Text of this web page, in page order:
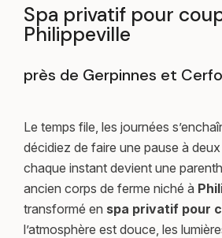
Spa privatif pour
Philippeville
près de Gerpinnes et
Le temps file, les journées
décidiez de faire une pause à deux
chaque instant devient une
ancien corps de ferme niché à
transformé en spa privatif pour
l’atmosphère est douce, les